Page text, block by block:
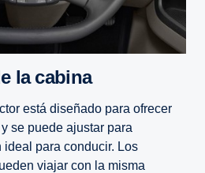
la cabina
está diseñado para ofrecer
se puede ajustar para
para conducir. Los
viajar con la misma